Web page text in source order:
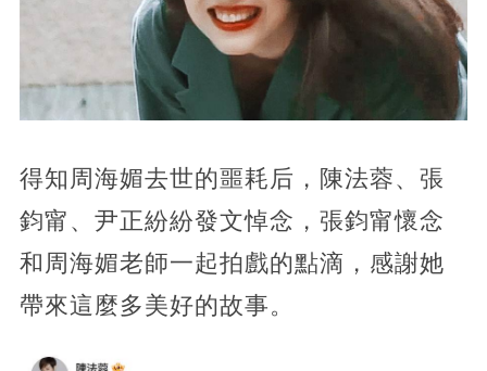
得知周海媚去世的噩耗后，陳法蓉、張
鈞甯、尹正紛紛發文悼念，張鈞甯懷念
和周海媚老師一起拍戲的點滴，感謝她
帶來這麼多美好的故事。